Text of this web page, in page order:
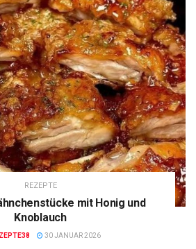
REZEPTE
mit Honig und
Knoblauch
30 JANUAR 2026